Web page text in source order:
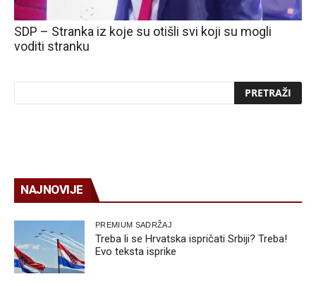
SDP – Stranka iz koje su otišli svi koji su mogli
voditi stranku
NAJNOVIJE
PREMIUM SADRŽAJ
Treba li se Hrvatska ispričati Srbiji? Treba!
Evo teksta isprike